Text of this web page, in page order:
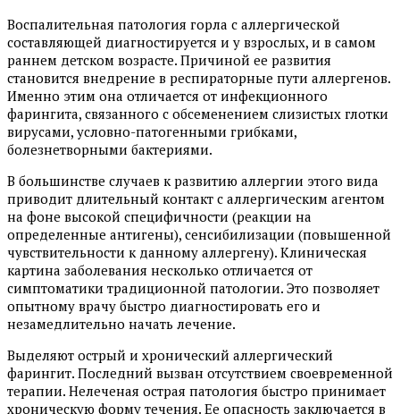
Воспалительная патология горла с аллергической
составляющей диагностируется и у взрослых, и в самом
раннем детском возрасте. Причиной ее развития
становится внедрение в респираторные пути аллергенов.
Именно этим она отличается от инфекционного
фарингита, связанного с обсеменением слизистых глотки
вирусами, условно-патогенными грибками,
болезнетворными бактериями.
В большинстве случаев к развитию аллергии этого вида
приводит длительный контакт с аллергическим агентом
на фоне высокой специфичности (реакции на
определенные антигены), сенсибилизации (повышенной
чувствительности к данному аллергену). Клиническая
картина заболевания несколько отличается от
симптоматики традиционной патологии. Это позволяет
опытному врачу быстро диагностировать его и
незамедлительно начать лечение.
Выделяют острый и хронический аллергический
фарингит. Последний вызван отсутствием своевременной
терапии. Нелеченая острая патология быстро принимает
хроническую форму течения. Ее опасность заключается в